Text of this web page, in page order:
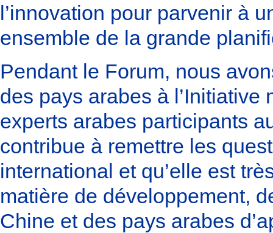
l’innovation pour parvenir à
ensemble de la grande
Pendant le Forum, nous
des pays arabes à
experts arabes participants
contribue à remettre les
international et qu’elle est
matière de développement,
Chine et des pays arabes